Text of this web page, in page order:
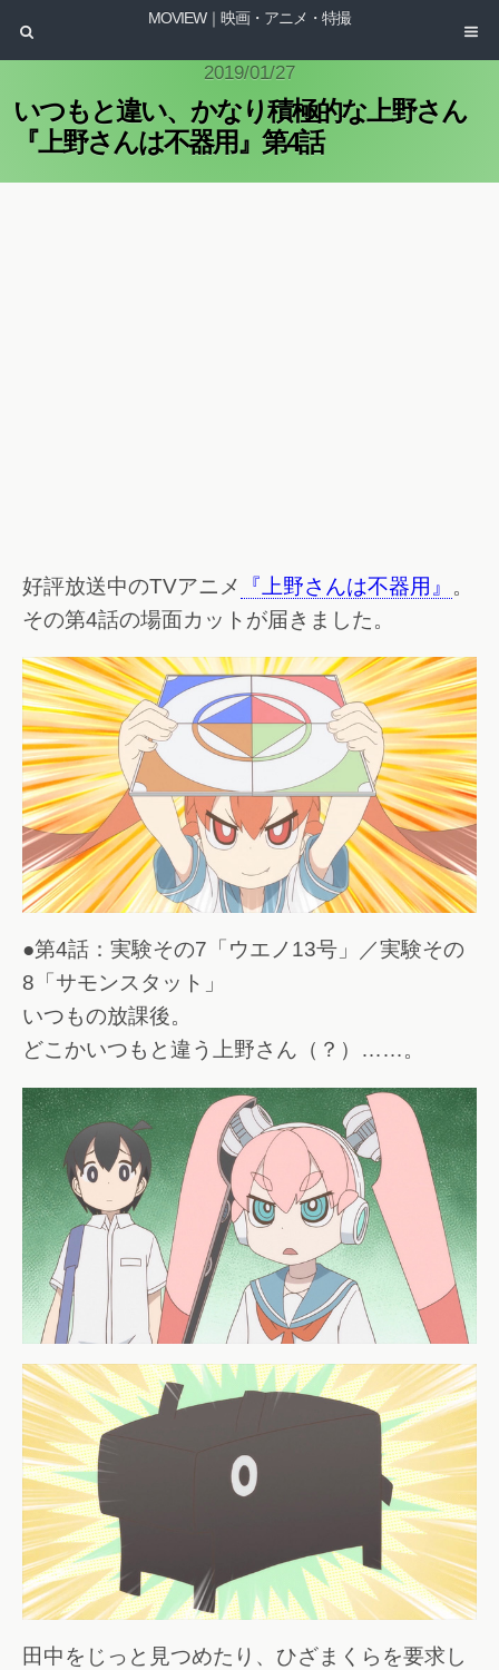
MOVIEW｜映画・アニメ・特撮
2019/01/27
いつもと違い、かなり積極的な上野さん
『上野さんは不器用』第4話
好評放送中のTVアニメ 『上野さんは不器用』 。
その第4話の場面カットが届きました。
●第4話：実験その7「ウエノ13号」／実験その
8「サモンスタット」
いつもの放課後。
どこかいつもと違う上野さん（？）……。
田中をじっと見つめたり、ひざまくらを要求し